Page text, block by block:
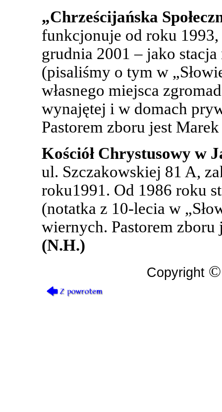
„Chrześcijańska
funkcjonuje od roku
grudnia 2001 – jako
(pisaliśmy o tym w
własnego miejsca
wynajętej i w domach
Pastorem zboru jest
Kościół Chrystusowy w
ul. Szczakowskiej 81 A,
roku1991. Od 1986 roku
(notatka z 10-lecia w
wiernych. Pastorem zboru
(N.H.)
Copyright